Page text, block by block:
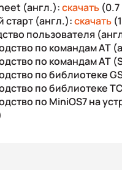
(англ.):скачать
старт (англ.):скачать
пользователя
по командам AT
по командам AT
по библиотеке
по библиотеке
по MiniOS7 на